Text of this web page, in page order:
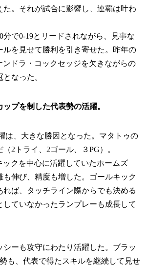
た。それが試合に影響し、連覇は叶わ
で0-19とリードされながら、見事な
ルを見せて勝利を引き寄せた。昨年の
ンドラ・コックセッジを欠きながらの
なった。
プを制した代表勢の活躍。
は、大きな勝因となった。マタトゥの
2トライ、2ゴール、３PG）。
クを中心に活躍していたホームズ
も伸び、精度も増した。ゴールキック
れば、タッチライン際からでも決める
していなかったランプレーも成長して
ーも攻守にわたり活躍した。ブラッ
も、代表で得たスキルを継続して見せ